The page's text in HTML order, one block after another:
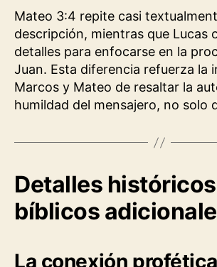
Mateo 3:4 repite casi
descripción, mientras que Lucas
detalles para enfocarse en la
Juan. Esta diferencia refuerza la
Marcos y Mateo de resaltar la
humildad del mensajero, no solo
Detalles
bíblicos
La conexión